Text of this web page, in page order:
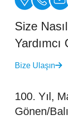
Size Nasıl
Yardımcı
Bize Ulaşın
100. Yıl,
Gönen/